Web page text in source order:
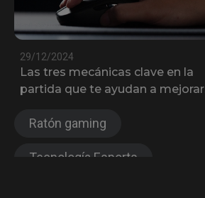
29/12/2024
Las tres mecánicas clave en la
partida que te ayudan a mejorar
Ratón gaming
Tecnología Esports